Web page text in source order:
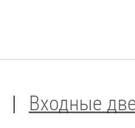
Входные